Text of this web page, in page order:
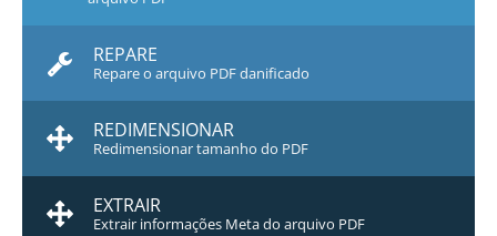
REPARE
Repare o arquivo PDF danificado
REDIMENSIONAR
Redimensionar tamanho do PDF
EXTRAIR
Extrair informações Meta do arquivo PDF